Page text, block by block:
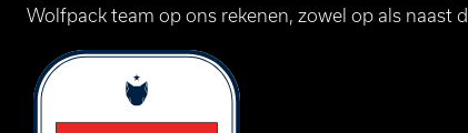
Wolfpack team op ons rekenen, zowel op als naast